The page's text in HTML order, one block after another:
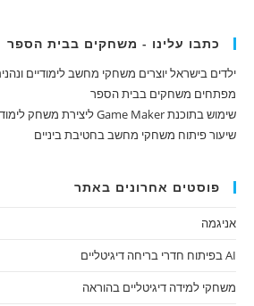
כתבו עלינו - משחקים בבית הספר
ילדים בישראל יוצרים משחקי מחשב לימודיים
מפתחים משחקים בבית הספר
שימוש בתוכנת Game Maker ליצירת משחק לימודי רציני
שיעור פיתוח משחקי מחשב בחטיבת ביניים
פוסטים אחרונים באתר
אניגמה
AI בפיתוח חדרי בריחה דיגיטליים
משחקי למידה דיגיטליים בהוראה